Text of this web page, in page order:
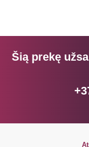
Šią prekę